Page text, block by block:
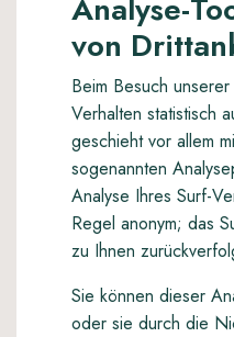
Analyse-
von
Beim Besuch
Verhalten statistisch
geschieht vor allem
sogenannten
Analyse Ihres Surf-
Regel anonym; das
zu Ihnen
Sie können dieser
oder sie durch die